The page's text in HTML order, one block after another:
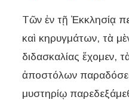
Τῶν ἐν τῇ Ἐκκλησίᾳ
καὶ κηρυγμάτων, τὰ
διδασκαλίας ἔχομεν,
ἀποστόλων
μυστηρίῳ